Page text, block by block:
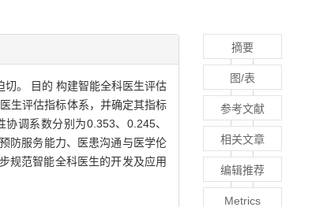
。 目的 构建智能全科医生评估
生评估指标体系，并确定其指标
调系数分别为0.353、0.245、
防服务能力、医患沟通与医学伦
规范智能全科医生的开发及应用
摘要
图/表
参考文献
相关文章
编辑推荐
Metrics